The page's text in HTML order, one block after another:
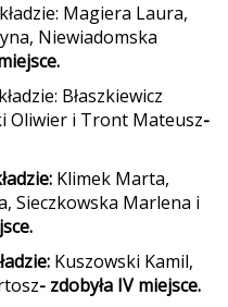
Magiera Laura,
Niewiadomska
Błaszkiewicz
Oliwier i Tront Mateusz-
Klimek Marta,
Sieczkowska Marlena i
Kuszowski Kamil,
- zdobyła IV miejsce.